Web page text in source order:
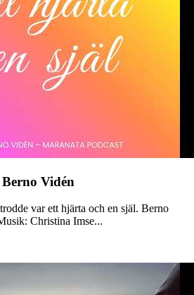
Vidén
var ett hjärta och en själ. Berno
Christina Imse...